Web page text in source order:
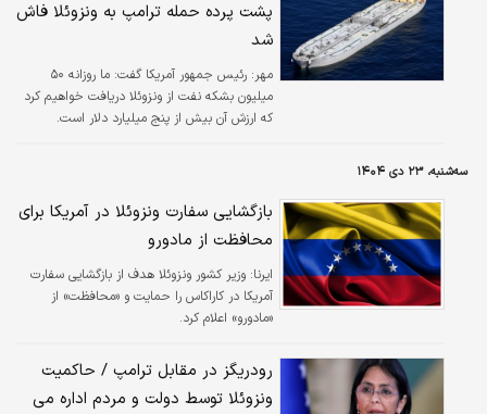
پشت پرده حمله ترامپ به ونزوئلا فاش
شد
مهر:
رئیس جمهور آمریکا گفت: ما روزانه ۵۰
میلیون بشکه نفت از ونزوئلا دریافت خواهیم کرد
که ارزش آن بیش از پنج میلیارد دلار است.
سه‌شنبه، ۲۳ دی ۱۴۰۴
بازگشایی سفارت ونزوئلا در آمریکا برای
محافظت از مادورو
ایرنا: وزیر کشور ونزوئلا هدف از بازگشایی سفارت
آمریکا در کاراکاس را حمایت و «محافظت» از
«مادورو» اعلام کرد.
رودریگز در مقابل ترامپ / حاکمیت
ونزوئلا توسط دولت و مردم اداره می